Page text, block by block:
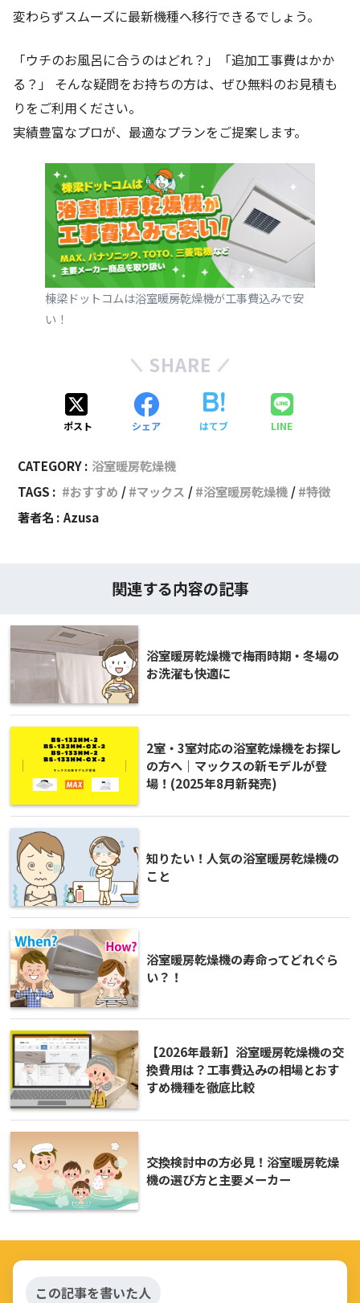
変わらずスムーズに最新機種へ移行できるでしょう。
「ウチのお風呂に合うのはどれ？」「追加工事費はかか
る？」 そんな疑問をお持ちの方は、ぜひ無料のお見積も
りをご利用ください。
実績豊富なプロが、最適なプランをご提案します。
棟梁ドットコムは浴室暖房乾燥機が工事費込みで安
い！
SHARE
ポスト シェア はてブ LINE
CATEGORY : 浴室暖房乾燥機
TAGS :
おすすめ マックス 浴室暖房乾燥機
特徴
著者名 : Azusa
関連する内容の記事
浴室暖房乾燥機で梅雨時期・冬場の
お洗濯も快適に
2室・3室対応の浴室乾燥機をお探し
の方へ｜マックスの新モデルが登
場！(2025年8月新発売)
知りたい！人気の浴室暖房乾燥機の
こと
浴室暖房乾燥機の寿命ってどれぐら
い？！
【2026年最新】浴室暖房乾燥機の交
換費用は？工事費込みの相場とおす
すめ機種を徹底比較
交換検討中の方必見！浴室暖房乾燥
機の選び方と主要メーカー
この記事を書いた人